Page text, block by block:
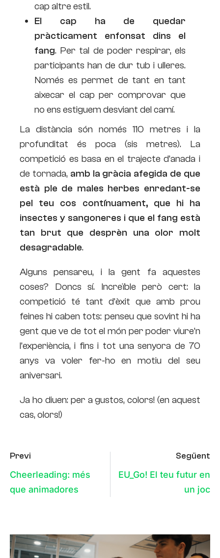
cap altre estil.
El cap ha de quedar
pràcticament enfonsat dins el
fang. Per tal de poder respirar, els
participants han de dur tub i ulleres.
Només es permet de tant en tant
aixecar el cap per comprovar que
no ens estiguem desviant del camí.
La distància són només 110 metres i la
profunditat és poca (sis metres). La
competició es basa en el trajecte d’anada i
de tornada, amb la gràcia afegida de que
està ple de males herbes enredant-se
pel teu cos contínuament, que hi ha
insectes y sangoneres i que el fang està
tan brut que desprèn una olor molt
desagradable.
Alguns pensareu, i la gent fa aquestes
coses? Doncs sí. Increïble però cert: la
competició té tant d’èxit que amb prou
feines hi caben tots: penseu que sovint hi ha
gent que ve de tot el món per poder viure’n
l’experiència, i fins i tot una senyora de 70
anys va voler fer-ho en motiu del seu
aniversari.
Ja ho diuen: per a gustos, colors! (en aquest
cas, olors!)
Previ
Cheerleading: més
que animadores
Següent
EU_Go! El teu futur en
un joc